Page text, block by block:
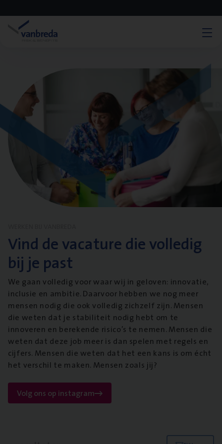
Vind de vacature die volledig
bij je past
We gaan volledig voor waar wij in geloven: innovatie,
inclusie en ambitie. Daarvoor hebben we nog meer
mensen nodig die ook volledig zichzelf zijn. Mensen
die weten dat je stabiliteit nodig hebt om te
innoveren en berekende risico’s te nemen. Mensen die
weten dat deze job meer is dan spelen met regels en
cijfers. Mensen die weten dat het een kans is om écht
het verschil te maken. Mensen zoals jij?
Volg ons op instagram